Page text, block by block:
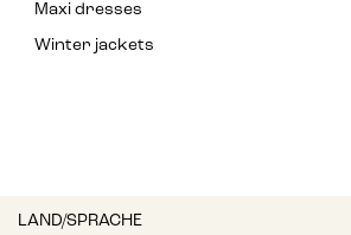
Maxi dresses
Winter jackets
LAND/SPRACHE